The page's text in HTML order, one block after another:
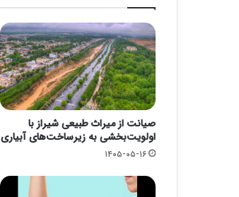
صیانت از میراث طبیعی شیراز با
اولویت‌بخشی به زیرساخت‌های آبیاری
۱۴۰۵-۰۵-۱۶